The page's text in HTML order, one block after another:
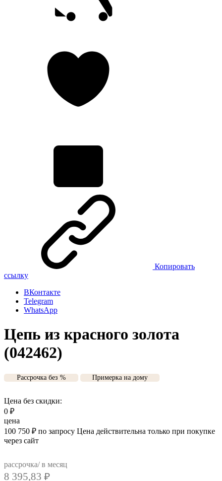
Копировать
ссылку
ВКонтакте
Telegram
WhatsApp
Цепь из красного золота
(042462)
Рассрочка без % Примерка на дому
Цена без скидки:
0 ₽
цена
100 750 ₽ по запросу Цена действительна только при покупке
через сайт
рассрочка/ в месяц
8 395,83 ₽